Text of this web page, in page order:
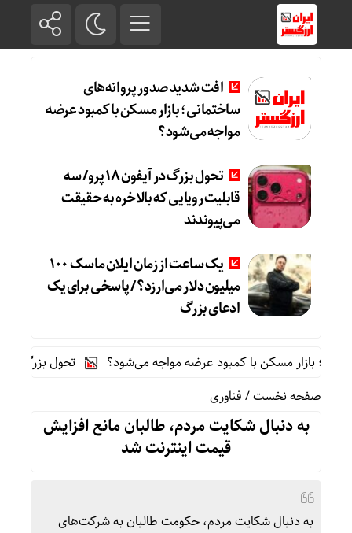
افت شدید صدور پروانه‌های
ساختمانی؛ بازار مسکن با کمبود عرضه
مواجه می‌شود؟
تحول بزرگ در آیفون ۱۸ پرو/ سه
قابلیت رویایی که بالاخره به حقیقت
می‌پیوندند
یک ساعت از زمان ایلان ماسک ۱۰۰
میلیون دلار می‌ارزد؟ / پاسخی برای یک
ادعای بزرگ
بازار مسکن با کمبود عرضه مواجه می‌شود؟
تحول بزرگ در آیفون ۱۸ پرو/ سه قابلیت رویایی که بالاخره به حقیقت
صفحه نخست/فناوری
به دنبال شکایت مردم، طالبان مانع افزایش
قیمت اینترنت شد
به دنبال شکایت مردم، حکومت طالبان به شرکت‌های